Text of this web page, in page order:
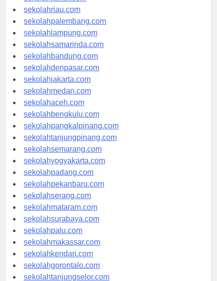
sekolahjambi.com
sekolahriau.com
sekolahpalembang.com
sekolahlampung.com
sekolahsamarinda.com
sekolahbandung.com
sekolahdenpasar.com
sekolahjakarta.com
sekolahmedan.com
sekolahaceh.com
sekolahbengkulu.com
sekolahpangkalpinang.com
sekolahtanjungpinang.com
sekolahsemarang.com
sekolahyogyakarta.com
sekolahpadang.com
sekolahpekanbaru.com
sekolahserang.com
sekolahmataram.com
sekolahsurabaya.com
sekolahpalu.com
sekolahmakassar.com
sekolahkendari.com
sekolahgorontalo.com